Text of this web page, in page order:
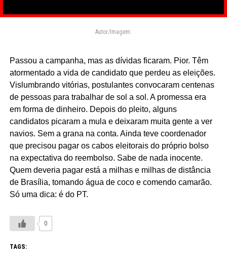
Autor/Imagem:
Passou a campanha, mas as dívidas ficaram. Pior. Têm
atormentado a vida de candidato que perdeu as eleições.
Vislumbrando vitórias, postulantes convocaram centenas
de pessoas para trabalhar de sol a sol. A promessa era
em forma de dinheiro. Depois do pleito, alguns
candidatos picaram a mula e deixaram muita gente a ver
navios. Sem a grana na conta. Ainda teve coordenador
que precisou pagar os cabos eleitorais do próprio bolso
na expectativa do reembolso. Sabe de nada inocente.
Quem deveria pagar está a milhas e milhas de distância
de Brasília, tomando água de coco e comendo camarão.
Só uma dica: é do PT.
0
TAGS: